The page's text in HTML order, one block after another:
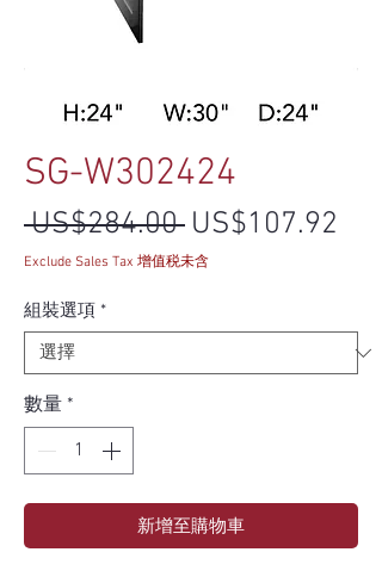
SG-W302424
US$284.00 一般價格
US$107.92
Exclude Sales Tax 增值税未含
組裝選項 *
數量 *
新增至購物車